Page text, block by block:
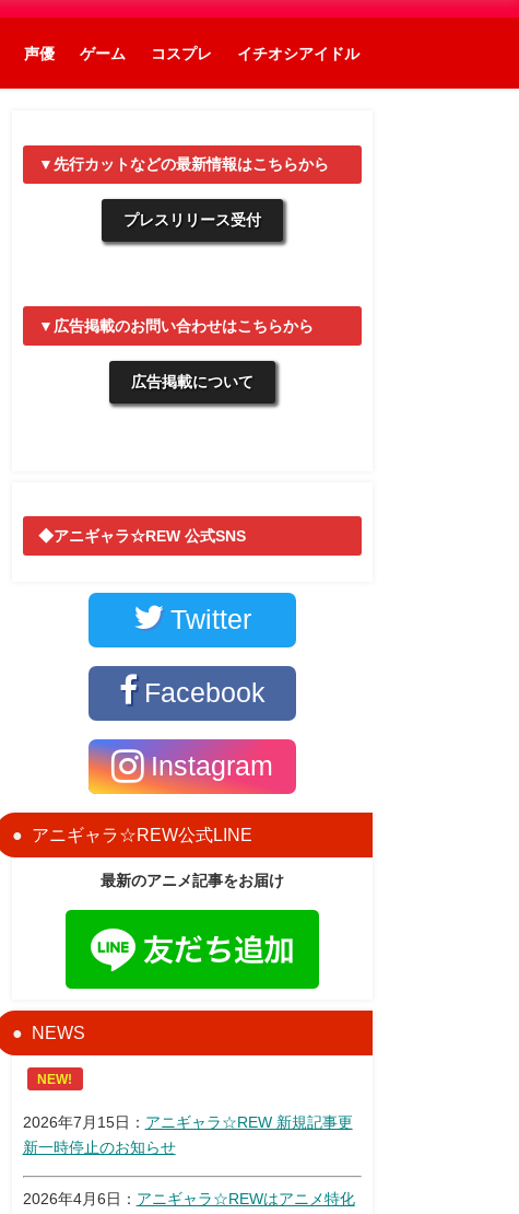
声優 ゲーム コスプレ イチオシアイドル
▼先行カットなどの最新情報はこちらから
プレスリリース受付
▼広告掲載のお問い合わせはこちらから
広告掲載について
◆アニギャラ☆REW 公式SNS
Twitter
Facebook
Instagram
アニギャラ☆REW公式LINE
最新のアニメ記事をお届け
NEWS
NEW!
2026年7月15日： アニギャラ☆REW 新規記事更
新一時停止のお知らせ
2026年4月6日： アニギャラ☆REWはアニメ特化